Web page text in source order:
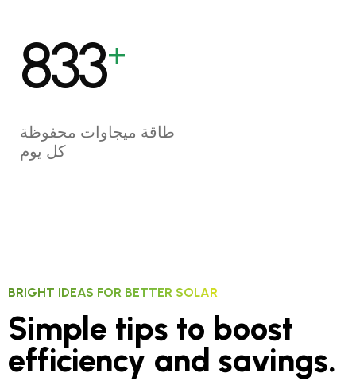
1000
طاقة ميجاوات محفوظة
كل يوم
BRIGHT IDEAS FOR BETTER SOLAR
Simple tips to boost
efficiency and savings.